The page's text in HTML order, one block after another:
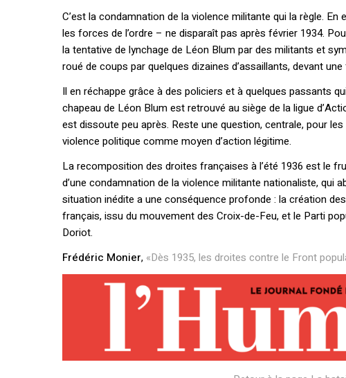
C’est la condamnation de la violence militante qui la règle.
les forces de l’ordre – ne disparaît pas après février 1934.
la tentative de lynchage de Léon Blum par des militants et
roué de coups par quelques dizaines d’assaillants, devant
Il en réchappe grâce à des policiers et à quelques passants
chapeau de Léon Blum est retrouvé au siège de la ligue
est dissoute peu après. Reste une question, centrale, pour
violence politique comme moyen d’action légitime.
La recomposition des droites françaises à l’été 1936 est le
d’une condamnation de la violence militante nationaliste, qui
situation inédite a une conséquence profonde : la création
français, issu du mouvement des Croix-de-Feu, et le Parti
Doriot.
Frédéric Monier, «Dès 1935, les droites contre le Front